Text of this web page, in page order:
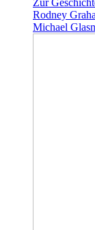
Rodney
Michael